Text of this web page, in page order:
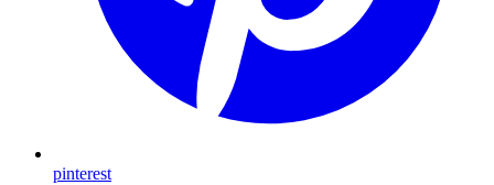
pinterest